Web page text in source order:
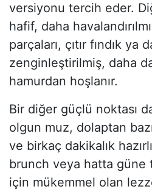
versiyonu tercih eder.
hafif, daha
parçaları, çıtır fındık ya
zenginleştirilmiş, daha
hamurdan hoşlanır.
Bir diğer güçlü noktası
olgun muz, dolaptan
ve birkaç dakikalık
brunch veya hatta güne
için mükemmel olan